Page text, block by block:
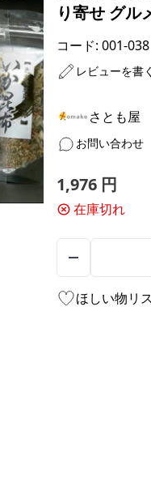
り寄せ グル
コード: 001-038
レビューを書く
さとも屋
お問い合わせ
1,976 円
在庫切れ
ほしい物リ